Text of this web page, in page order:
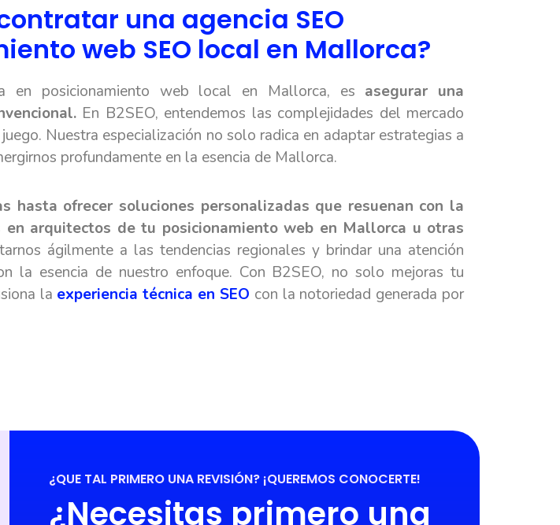
una agencia SEO
web SEO local en Mallorca?
en posicionamiento web local en Mallorca, es asegurar una
En B2SEO, entendemos las complejidades del mercado
Nuestra especialización no solo radica en adaptar estrategias a
profundamente en la esencia de Mallorca.
hasta ofrecer soluciones personalizadas que resuenan con la
arquitectos de tu posicionamiento web en Mallorca u otras
ágilmente a las tendencias regionales y brindar una atención
la esencia de nuestro enfoque. Con B2SEO, no solo mejoras tu
la experiencia técnica en SEO con la notoriedad generada por
¿QUE TAL PRIMERO UNA REVISIÓN? ¡QUEREMOS CONOCERTE!
¿Necesitas primero una